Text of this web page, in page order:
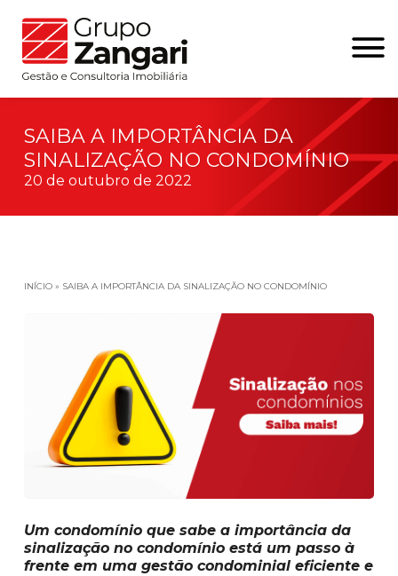
SAIBA A IMPORTÂNCIA DA
SINALIZAÇÃO NO CONDOMÍNIO
20 de outubro de 2022
INÍCIO» SAIBA A IMPORTÂNCIA DA SINALIZAÇÃO NO CONDOMÍNIO
Um condomínio que sabe a importância da
sinalização no condomínio está um passo à
frente em uma gestão condominial eficiente e